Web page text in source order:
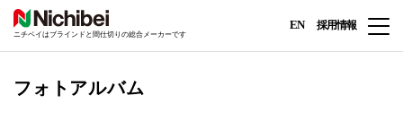
ニチベイはブラインドと間仕切りの総合メーカーです
EN 採用情報
フォトアルバム